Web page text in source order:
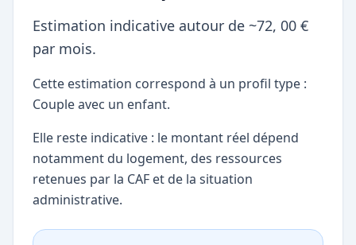
Estimation indicative autour de ~72, 00 €
par mois.
Cette estimation correspond à un profil type :
Couple avec un enfant.
Elle reste indicative : le montant réel dépend
notamment du logement, des ressources
retenues par la CAF et de la situation
administrative.